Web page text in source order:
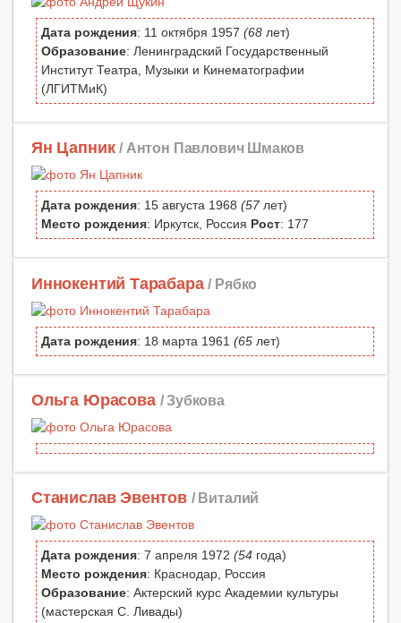
Дата рождения: 11 октября 1957 (68 лет)
Образование: Ленинградский Государственный
Институт Театра, Музыки и Кинематографии
(ЛГИТМиК)
Ян Цапник / Антон Павлович Шмаков
Дата рождения: 15 августа 1968 (57лет)
Место рождения: Иркутск, Россия Рост: 177
Иннокентий Тарабара / Рябко
Дата рождения: 18 марта 1961 (65 лет)
Ольга Юрасова / Зубкова
Станислав Эвентов / Виталий
Дата рождения: 7 апреля 1972 (54 года)
Место рождения: Краснодар, Россия
Образование: Актерский курс Академии культуры
(мастерская С. Ливады)